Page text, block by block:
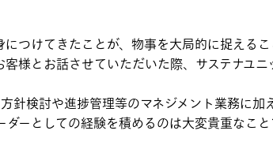
つけてきたことが、物事を大局的に捉える
様とお話させていただいた際、サステナユニ
針検討や進捗管理等のマネジメント業務に加
ーとしての経験を積めるのは大変貴重なこ